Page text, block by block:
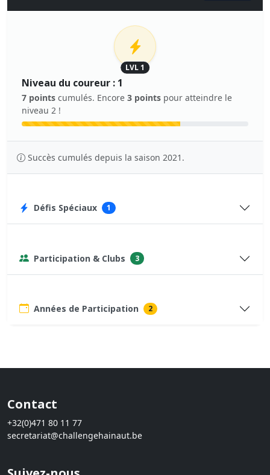
LVL 1
Niveau du coureur : 1
7 points cumulés. Encore 3 points pour atteindre le
niveau 2 !
Succès cumulés depuis la saison 2021.
Défis Spéciaux 1
Participation & Clubs 3
Années de Participation 2
Contact
+32(0)471 80 11 77
secretariat@challengehainaut.be